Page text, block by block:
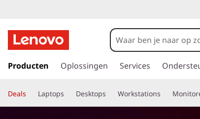
a
a
r
Producten Oplossingen Services
Deals Laptops Desktops Workstations